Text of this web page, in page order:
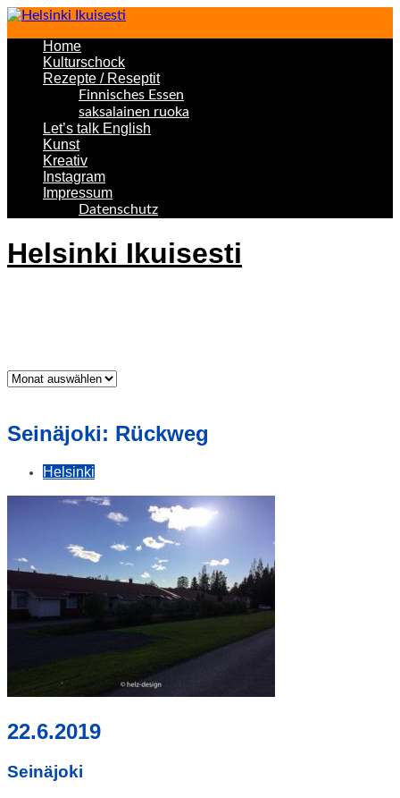
Home
Kulturschock
Rezepte / Reseptit
Finnisches Essen
saksalainen ruoka
Let’s talk English
Kunst
Kreativ
Instagram
Impressum
Datenschutz
Helsinki Ikuisesti
Was
Seinäjoki: Rückweg
Helsinki
22.6.2019
Seinäjoki